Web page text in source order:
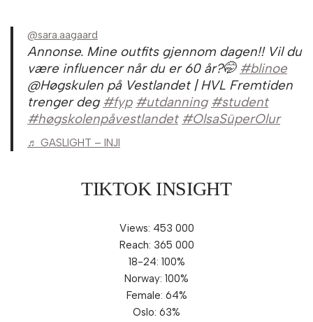
@sara.aagaard
Annonse. Mine outfits gjennom dagen!! Vil du
være influencer når du er 60 år?🤭 #blinoe
@Høgskulen på Vestlandet | HVL Fremtiden
trenger deg #fyp #utdanning #student
#høgskolenpåvestlandet #OlsaSüperOlur
♬ GASLIGHT – INJI
TIKTOK INSIGHT
Views: 453 000
Reach: 365 000
18-24: 100%
Norway: 100%
Female: 64%
Oslo: 63%